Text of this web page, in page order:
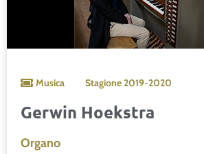
Musica Stagione2019-2020
Gerwin Hoekstra
Organo